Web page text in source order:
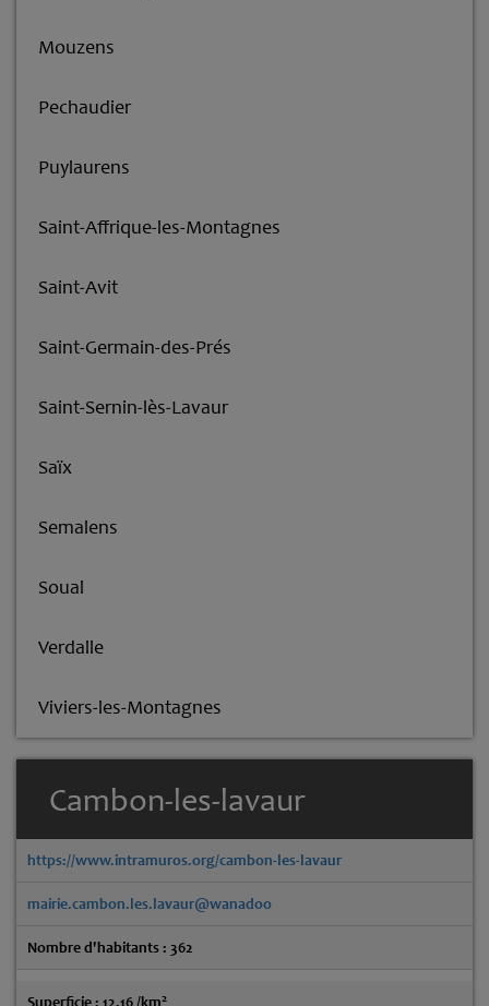
Mouzens
Pechaudier
Puylaurens
Saint-Affrique-les-Montagnes
Saint-Avit
Saint-Germain-des-Prés
Saint-Sernin-lès-Lavaur
Saïx
Semalens
Soual
Verdalle
Viviers-les-Montagnes
Cambon-les-lavaur
https://www.intramuros.org/cambon-les-lavaur
mairie.cambon.les.lavaur@wanadoo
Nombre d'habitants : 362
Superficie : 12.16 /km2